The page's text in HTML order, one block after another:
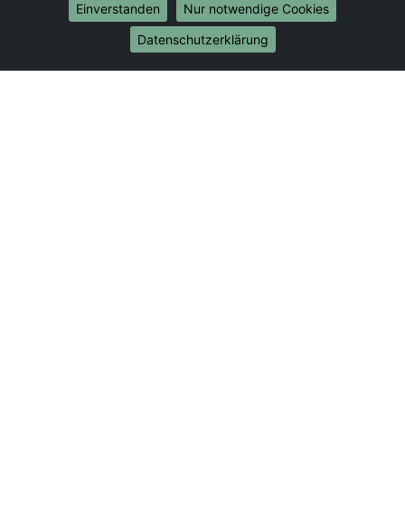
Internationale-Umzüge
Umzug von Hanau nach Brasilien
Umzug von Hanau nach Brunei Darussalam
Einverstanden
Nur notwendige Cookies
Datenschutzerklärung